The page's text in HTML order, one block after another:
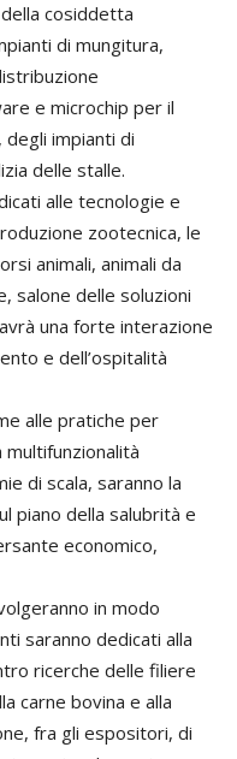
cosiddetta
di mungitura,
e microchip per il
impianti di
delle stalle.
alle tecnologie e
zootecnica, le
animali, animali da
salone delle soluzioni
una forte interazione
e dell’ospitalità
alle pratiche per
di scala, saranno la
piano della salubrità e
economico,
in modo
saranno dedicati alla
ricerche delle filiere
carne bovina e alla
fra gli espositori, di